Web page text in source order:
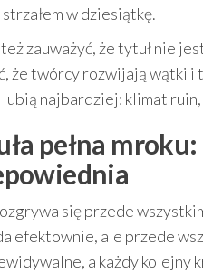
w dziesiątkę.
zauważyć, że tytuł nie
że twórcy rozwijają wątki i
najbardziej: klimat
pełna
się przede
efektownie, ale przede
a każdy kolejny